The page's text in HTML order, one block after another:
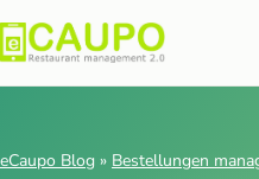
eCaupo Blog » Bestellungen